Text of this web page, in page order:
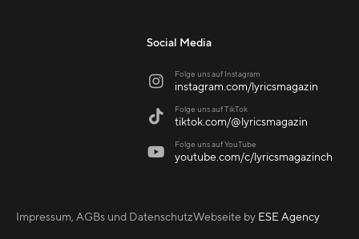
Social Media
 Folge uns auf Instagram
instagram.com/lyricsmagazin
 Folge uns auf TikTok
tiktok.com/@lyricsmagazin
 Folge uns auf YouTube
youtube.com/c/lyricsmagazinch
Impressum, AGBs und DatenschutzWebseite by ESE Agency